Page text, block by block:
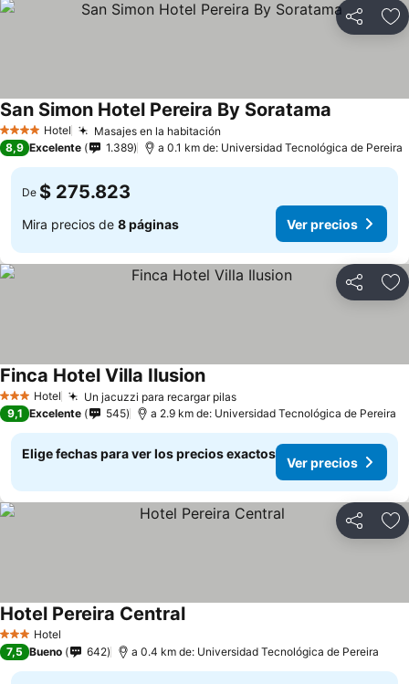
Compartir
4 EstrellasHotel Masajes en la habitación
San Simon Hotel Pereira By Soratama
8,9 Excelente 1.389 a 0.1 km de: Universidad Tecnológica de Pereira
De $ 275.823
Mira precios de 8 páginas Ver precios
Compartir
3 Estrellas
Hotel Un jacuzzi para recargar pilas
Finca Hotel Villa Ilusion
9,1 Excelente 545 a 2.9 km de: Universidad Tecnológica de Pereira
Elige fechas para ver los precios exactos
Ver precios
Compartir
3 Estrellas
Hotel
Hotel Pereira Central
7,5 Bueno 642 a 0.4 km de: Universidad Tecnológica de Pereira